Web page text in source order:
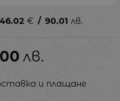
46.02 € / 90.01 лв.
лв.
и плащане